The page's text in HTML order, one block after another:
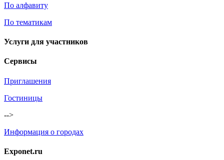
По алфавиту
По тематикам
Услуги для участников
Сервисы
Приглашения
Гостиницы
-->
Информация о городах
Exponet.ru